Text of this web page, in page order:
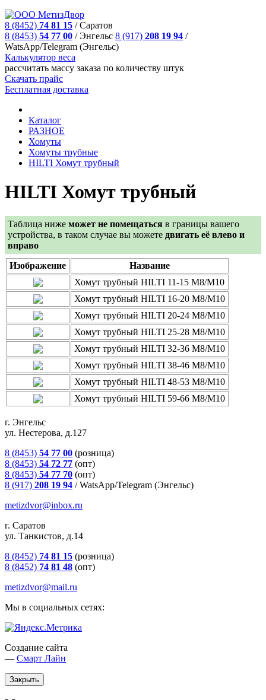
8 (8452) 74 81 15 /Саратов
8 (8453) 54 77 00 /Энгельс 8 (917) 208 19 94 /
WatsApp/Telegram (Энгельс)
Калькулятор веса
рассчитать массу заказа по количеству штук
Скачать прайс
Бесплатная доставка
Каталог
РАЗНОЕ
Хомуты
Хомуты тpубные
HILTI Хомут трубный
HILTI Хомут трубный
Таблица ниже может не помещаться в границы вашего
устройства, в таком случае вы можете двигать её влево и
вправо
Изображение
Название
Хомут трубный HILTI 11-15 M8/M10
Хомут трубный HILTI 16-20 M8/M10
Хомут трубный HILTI 20-24 M8/M10
Хомут трубный HILTI 25-28 M8/M10
Хомут трубный HILTI 32-36 M8/M10
Хомут трубный HILTI 38-46 M8/M10
Хомут трубный HILTI 48-53 M8/M10
Хомут трубный HILTI 59-66 M8/M10
г. Энгельс
ул. Нестерова, д.127
8 (8453) 54 77 00 (розница)
8 (8453) 54 72 77 (опт)
8 (8453) 54 77 70 (опт)
8 (917) 208 19 94 /WatsApp/Telegram (Энгельс)
metizdvor@inbox.ru
г. Саратов
ул. Танкистов, д.14
8 (8452) 74 81 15 (розница)
8 (8452) 74 81 48 (опт)
metizdvor@mail.ru
Мы в социальных сетях:
Создание сайта
— Смарт Лайн
Закрыть